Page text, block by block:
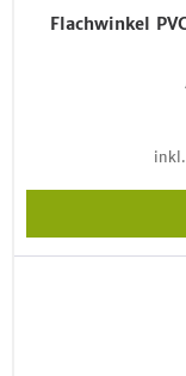
Flachwinkel